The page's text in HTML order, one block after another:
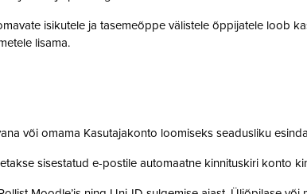
isikutele ja tasemeõppe välistele õppijatele loob
lisama.
või omama Kasutajakonto loomiseks seadusliku
sisestatud e-postile automaatne kinnituskiri konto